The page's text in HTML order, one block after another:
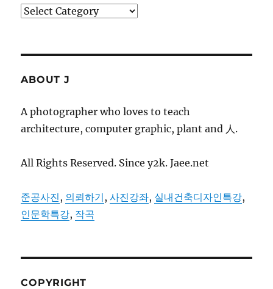
Categories
ABOUT J
A photographer who loves to teach
architecture, computer graphic, plant and 人.
All Rights Reserved. Since y2k. Jaee.net
준공사진 , 의뢰하기 ,사진강좌, 실내건축디자인특강,
인문학특강, 작곡
COPYRIGHT